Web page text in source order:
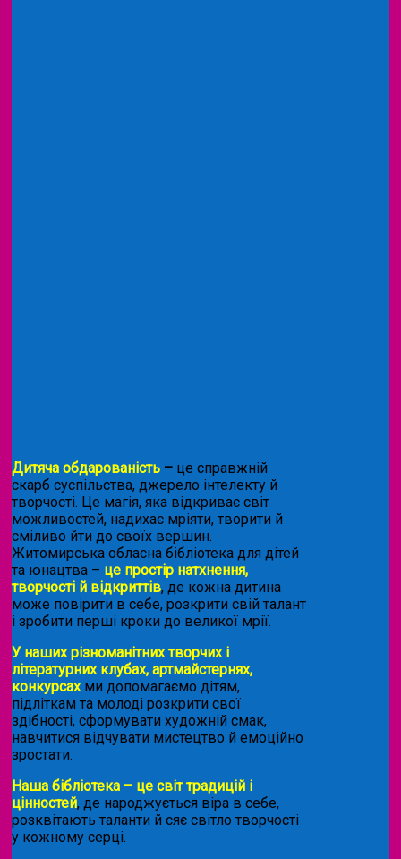
Дитяча обдарованість – це справжній
скарб суспільства, джерело інтелекту й
творчості. Це магія, яка відкриває світ
можливостей, надихає мріяти, творити й
сміливо йти до своїх вершин.
Житомирська обласна бібліотека для дітей
та юнацтва – це простір натхнення,
творчості й відкриттів, де кожна дитина
може повірити в себе, розкрити свій талант
і зробити перші кроки до великої мрії.
У наших різноманітних творчих і
літературних клубах, артмайстернях,
конкурсахми допомагаємо дітям,
підліткам та молоді розкрити свої
здібності, сформувати художній смак,
навчитися відчувати мистецтво й емоційно
зростати.
Наша бібліотека – це світ традицій і
цінностей, де народжується віра в себе,
розквітають таланти й сяє світло творчості
у кожному серці.